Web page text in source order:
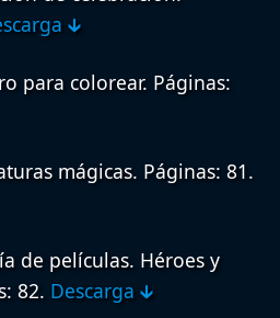
🡳
para colorear. Páginas:
mágicas. Páginas: 81.
de películas. Héroes y
82. Descarga 🡳